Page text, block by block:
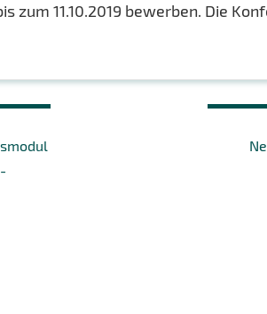
zum 11.10.2019 bewerben. Die